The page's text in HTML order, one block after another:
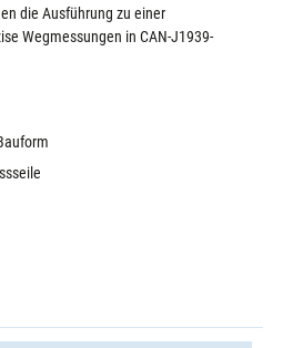
die Ausführung zu einer
Wegmessungen in CAN-J1939-